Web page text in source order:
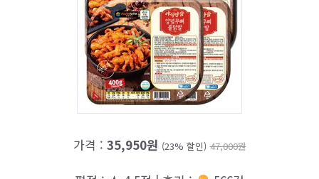
가격 : 35,950원 (23% 할인) 47,000원